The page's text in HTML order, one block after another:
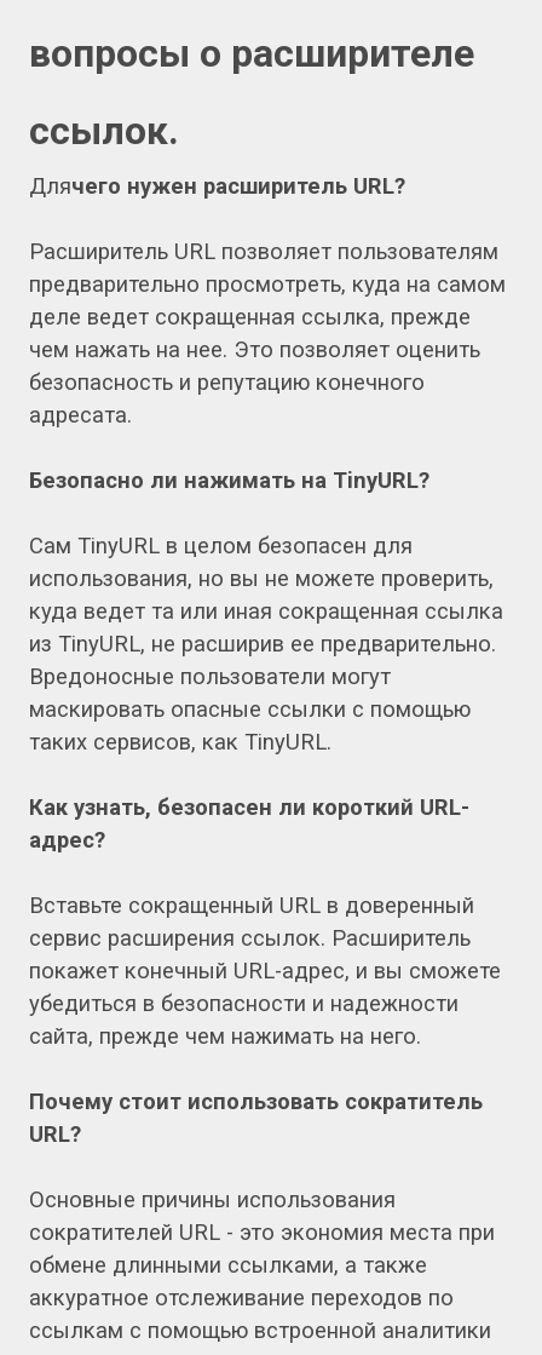
вопросы о расширителе
ссылок.
Длячего нужен расширитель URL?
Расширитель URL позволяет пользователям
предварительно просмотреть, куда на самом
деле ведет сокращенная ссылка, прежде
чем нажать на нее. Это позволяет оценить
безопасность и репутацию конечного
адресата.
Безопасно ли нажимать на TinyURL?
Сам TinyURL в целом безопасен для
использования, но вы не можете проверить,
куда ведет та или иная сокращенная ссылка
из TinyURL, не расширив ее предварительно.
Вредоносные пользователи могут
маскировать опасные ссылки с помощью
таких сервисов, как TinyURL.
Как узнать, безопасен ли короткий URL-
адрес?
Вставьте сокращенный URL в доверенный
сервис расширения ссылок. Расширитель
покажет конечный URL-адрес, и вы сможете
убедиться в безопасности и надежности
сайта, прежде чем нажимать на него.
Почему стоит использовать сократитель
URL?
Основные причины использования
сократителей URL - это экономия места при
обмене длинными ссылками, а также
аккуратное отслеживание переходов по
ссылкам с помощью встроенной аналитики